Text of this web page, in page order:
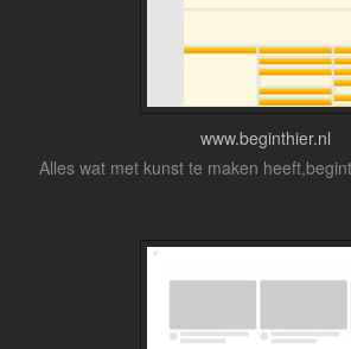
www.beginthier.nl
Alles wat met kunst te maken